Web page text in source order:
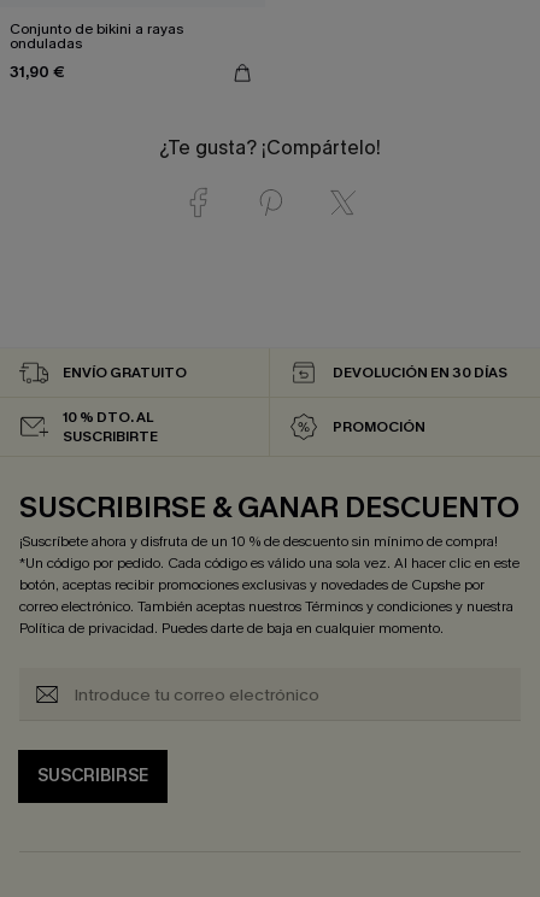
Conjunto de bikini a rayas
onduladas
31,90 €
¿Te gusta? ¡Compártelo!
ENVÍO GRATUITO DEVOLUCIÓN EN 30 DÍAS
10 % DTO. AL
SUSCRIBIRTE
PROMOCIÓN
SUSCRIBIRSE & GANAR DESCUENTO
¡Suscríbete ahora y disfruta de un 10 % de descuento sin mínimo de compra!
*Un código por pedido. Cada código es válido una sola vez. Al hacer clic en este
botón, aceptas recibir promociones exclusivas y novedades de Cupshe por
correo electrónico. También aceptas nuestrosTérminos y condicionesy nuestra
Política de privacidad. Puedes darte de baja en cualquier momento.
SUSCRIBIRSE